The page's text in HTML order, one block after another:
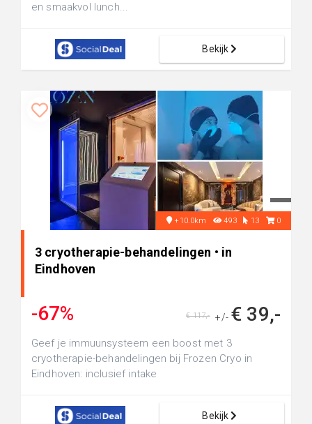
en smaakvol lunch...
Bekijk
+10.0km 493 13 0
3 cryotherapie-behandelingen • in
Eindhoven
-67% +/- € 39,-
€ 117,-
Geef je immuunsysteem een boost met 3
cryotherapie-behandelingen bij Frozen Cryo in
Eindhoven: inclusief intake
Bekijk